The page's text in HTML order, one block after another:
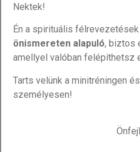
Nektek!
Én a spirituális
önismereten alapuló, biztos
amellyel valóban felépíthetsz
Tarts velünk a minitréningen
személyesen!